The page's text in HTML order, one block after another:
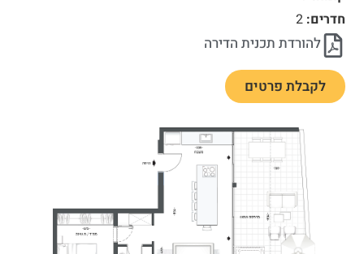
חדרים: 2
להורדת תכנית הדירה
לקבלת פרטים